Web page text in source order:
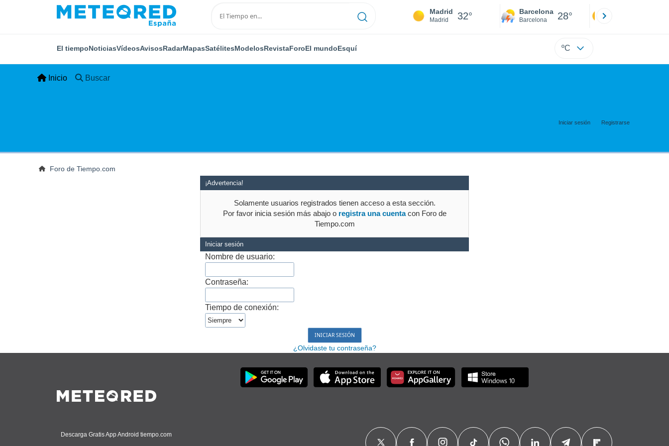
Madrid
Madrid 32° Barcelona
Barcelona 28°
El tiempoNoticiasVídeosAvisosRadarMapasSatélitesModelosRevistaForoEl mundoEsquí ºC
Inicio Buscar
Iniciar sesión Registrarse
Foro de Tiempo.com
¡Advertencia!
Solamente usuarios registrados tienen acceso a esta sección.
Por favor inicia sesión más abajo o registra una cuentacon Foro de
Tiempo.com
Iniciar sesión
Nombre de usuario:
Contraseña:
Tiempo de conexión:
¿Olvidaste tu contraseña?
Descarga Gratis App Android tiempo.com